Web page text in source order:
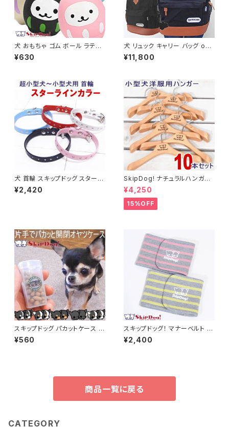
犬 おもちゃ ゴム ボール ラテッ
クス トイ プーピーズ アニマル
玩具 チワワ 小型犬 ペット 子犬
鳴る
¥630
犬 リュック キャリー バッグ out
door アウトドア プロダクツ デ
イパック Lサイズ キャリーケー
犬 チワワ 子犬 多頭 飼い 避難
軽量 バック 電車 2匹 顔出し ペ
ットキャリー 防災 ドライブ 散歩
旅行 自転車
¥11,800
犬 首輪 スキップドッグ スターラ
イン カラー ペット 小型犬 超小
型犬 子犬 チワワ 初めて おしゃ
¥2,420
SkipDog! ナチュラルハンガー
10本セット
¥4,250
15%OFF
スキップドッグ パカットケース 毛
色 ブラック系 犬 チワワ 小型犬
おやつケース おやつ入れ しつけ
¥560
スキップドッグ！ マナーベルト グ
レーボーダー 犬 マナー パンツ
男の子 マーキング
¥2,400
商品一覧に戻る
CATEGORY